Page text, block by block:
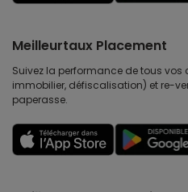
Meilleurtaux Placement
Suivez la performance de tous
immobilier, défiscalisation) et re-
paperasse.